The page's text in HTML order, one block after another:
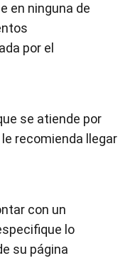
en ninguna de
por el
se atiende por
recomienda llegar
con un
lo
su página